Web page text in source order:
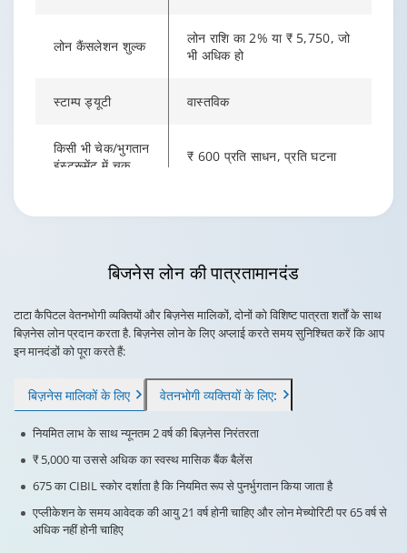
लोन कैंसलेशन शुल्क
लोन राशि का 2% या ₹ 5,750, जो
भी अधिक हो
स्टाम्प ड्यूटी वास्तविक
किसी भी चेक/भुगतान
इंस्ट्रूमेंट में चूक
₹ 600 प्रति साधन, प्रति घटना
₹450
Changing language may refresh or navigate to another page.
Enable captions/subtitles from player controls when
बिजनेस लोन की पात्रतामानदंड
टाटा कैपिटल वेतनभोगी व्यक्तियों और बिज़नेस मालिकों, दोनों को विशिष्ट पात्रता शर्तों के साथ
बिज़नेस लोन प्रदान करता है. बिज़नेस लोन के लिए अप्लाई करते समय सुनिश्चित करें कि आप
इन मानदंडों को पूरा करते हैं:
बिज़नेस मालिकों के लिए वेतनभोगी व्यक्तियों के लिए:
नियमित लाभ के साथ न्यूनतम 2 वर्ष की बिज़नेस निरंतरता
₹ 5,000 या उससे अधिक का स्वस्थ मासिक बैंक बैलेंस
675 का CIBIL स्कोर दर्शाता है कि नियमित रूप से पुनर्भुगतान किया जाता है
एप्लीकेशन के समय आवेदक की आयु 21 वर्ष होनी चाहिए और लोन मेच्योरिटी पर 65 वर्ष से
अधिक नहीं होनी चाहिए